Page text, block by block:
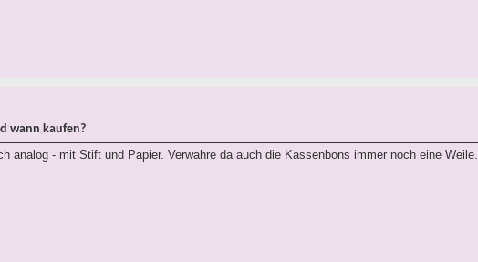
wann kaufen?
analog - mit Stift und Papier. Verwahre da auch die Kassenbons immer noch eine Weile.